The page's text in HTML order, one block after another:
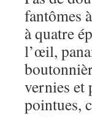
fantômes
à quatre
l’œil,
vernies et
pointues,